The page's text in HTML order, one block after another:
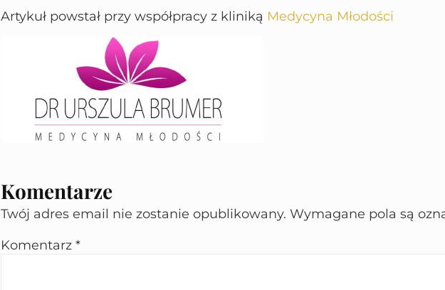
Artykuł powstał przy współpracy z kliniką Medycyna Młodości
Komentarze
Twój adres email nie zostanie opublikowany. Wymagane pola są
Komentarz *